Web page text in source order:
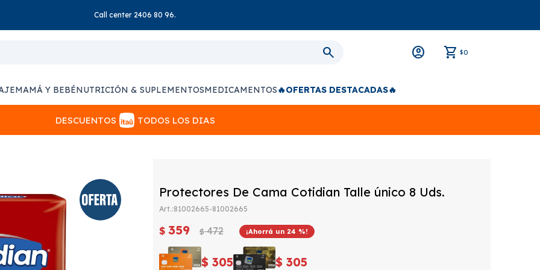
Call center 2406 80 96.
$0
MAMÁ Y BEBÉNUTRICIÓN & SUPLEMENTOSMEDICAMENTOS🔥OFERTAS DESTACADAS🔥
DESCUENTOS TODOS LOS DIAS
Protectores De Cama Cotidian Talle único 8 Uds.
81002665-81002665
$ 359 $ 472 24
$ 305 $ 305